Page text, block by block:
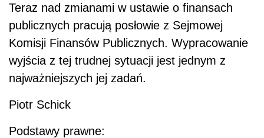
Teraz nad zmianami w ustawie o finansach
publicznych pracują posłowie z Sejmowej
Komisji Finansów Publicznych. Wypracowanie
wyjścia z tej trudnej sytuacji jest jednym z
najważniejszych jej zadań.
Piotr Schick
Podstawy prawne: